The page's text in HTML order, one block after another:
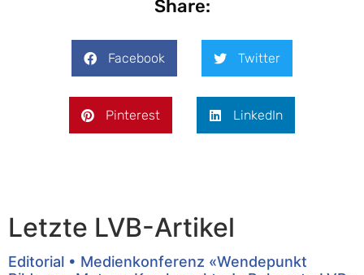
Share:
Facebook Twitter
Pinterest LinkedIn
Letzte LVB-Artikel
Editorial • Medienkonferenz «Wendepunkt